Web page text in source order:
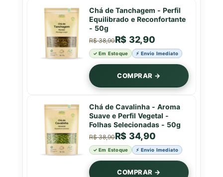
Chá de Tanchagem - Perfil
Equilibrado e Reconfortante
- 50g
R$ 38,90R$ 32,90
✓ Em Estoque ⚡ Envio Imediato
COMPRAR →
Chá de Cavalinha - Aroma
Suave e Perfil Vegetal -
Folhas Selecionadas - 50g
R$ 38,90R$ 34,90
✓ Em Estoque ⚡ Envio Imediato
COMPRAR →